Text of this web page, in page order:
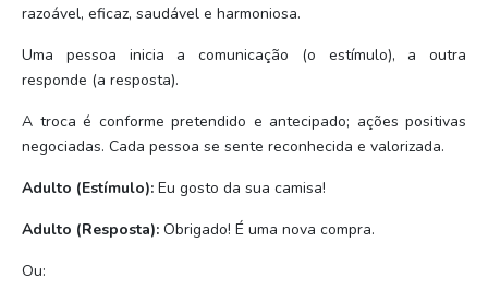
razoável, eficaz, saudável e harmoniosa.
Uma pessoa inicia a comunicação (o estímulo), a outra
responde (a resposta).
A troca é conforme pretendido e antecipado; ações positivas
negociadas. Cada pessoa se sente reconhecida e valorizada.
Adulto (Estímulo): Eu gosto da sua camisa!
Adulto (Resposta): Obrigado! É uma nova compra.
Ou: